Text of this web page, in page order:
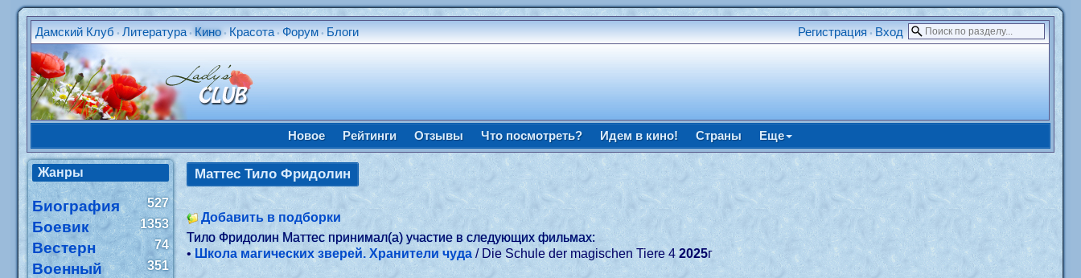
Дамский Клуб •Литература •Кино • Красота •Форум • Блоги Регистрация • Вход
Новое Рейтинги Отзывы Что посмотреть? Идем в кино! Страны Еще
Жанры
Биография 527
Боевик 1353
Вестерн 74
Военный 351
Маттес Тило Фридолин
Добавить в подборки
Тило Фридолин Маттес принимал(а) участие в следующих фильмах:
•Школа магических зверей. Хранители чуда/ Die Schule der magischen Tiere 42025г